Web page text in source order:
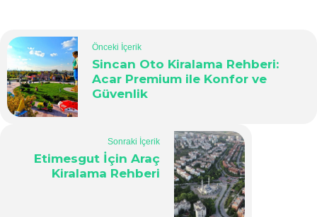
Önceki İçerik
Sincan Oto Kiralama Rehberi:
Acar Premium ile Konfor ve
Güvenlik
Sonraki İçerik
Etimesgut İçin Araç
Kiralama Rehberi